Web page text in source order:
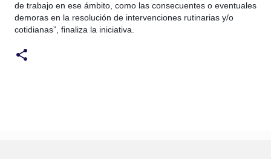
de trabajo en ese ámbito, como las consecuentes o eventuales
demoras en la resolución de intervenciones rutinarias y/o
cotidianas”, finaliza la iniciativa.